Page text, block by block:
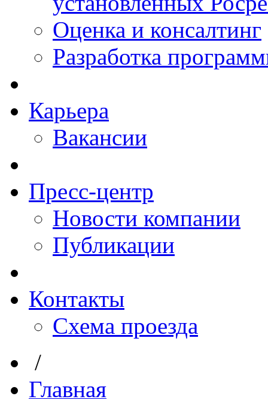
Оценка и консалтинг
Разработка
Карьера
Вакансии
Пресс-центр
Новости компании
Публикации
Контакты
Схема проезда
/
Главная